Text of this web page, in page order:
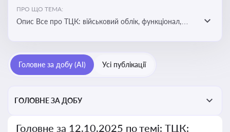
ПРО ЩО ТЕМА:
Опис Все про ТЦК: військовий облік, функціонал,
Головне за добу (AI) Усі публікації
ГОЛОВНЕ ЗА ДОБУ
Головне за 12.10.2025 по темі: ТЦК: